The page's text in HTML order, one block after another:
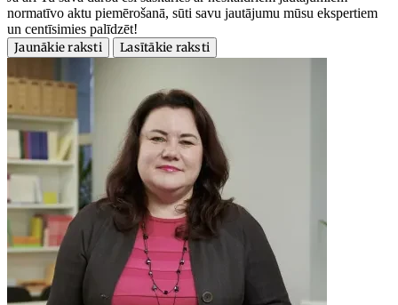
normatīvo aktu piemērošanā, sūti savu jautājumu mūsu ekspertiem
un centīsimies palīdzēt!
Jaunākie raksti
Lasītākie raksti